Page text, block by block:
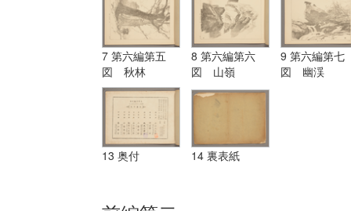
7 第六編第五
図 秋林
8 第六編第六
図 山嶺
9 第六編第七
図 幽渓
13 奥付 14 裏表紙